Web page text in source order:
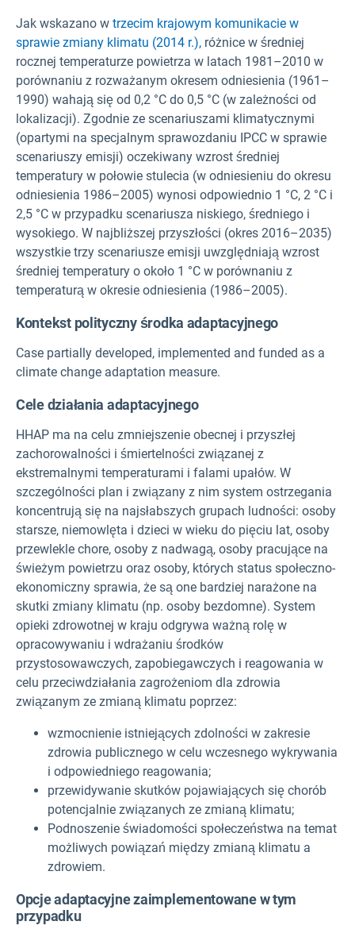
Jak wskazano w trzecim krajowym komunikacie w
sprawie zmiany klimatu (2014 r.), różnice w średniej
rocznej temperaturze powietrza w latach 1981–2010 w
porównaniu z rozważanym okresem odniesienia (1961–
1990) wahają się od 0,2 °C do 0,5 °C (w zależności od
lokalizacji). Zgodnie ze scenariuszami klimatycznymi
(opartymi na specjalnym sprawozdaniu IPCC w sprawie
scenariuszy emisji) oczekiwany wzrost średniej
temperatury w połowie stulecia (w odniesieniu do okresu
odniesienia 1986–2005) wynosi odpowiednio 1 °C, 2 °C i
2,5 °C w przypadku scenariusza niskiego, średniego i
wysokiego. W najbliższej przyszłości (okres 2016–2035)
wszystkie trzy scenariusze emisji uwzględniają wzrost
średniej temperatury o około 1 °C w porównaniu z
temperaturą w okresie odniesienia (1986–2005).
Kontekst polityczny środka adaptacyjnego
Case partially developed, implemented and funded as a
climate change adaptation measure.
Cele działania adaptacyjnego
HHAP ma na celu zmniejszenie obecnej i przyszłej
zachorowalności i śmiertelności związanej z
ekstremalnymi temperaturami i falami upałów. W
szczególności plan i związany z nim system ostrzegania
koncentrują się na najsłabszych grupach ludności: osoby
starsze, niemowlęta i dzieci w wieku do pięciu lat, osoby
przewlekle chore, osoby z nadwagą, osoby pracujące na
świeżym powietrzu oraz osoby, których status społeczno-
ekonomiczny sprawia, że są one bardziej narażone na
skutki zmiany klimatu (np. osoby bezdomne). System
opieki zdrowotnej w kraju odgrywa ważną rolę w
opracowywaniu i wdrażaniu środków
przystosowawczych, zapobiegawczych i reagowania w
celu przeciwdziałania zagrożeniom dla zdrowia
związanym ze zmianą klimatu poprzez:
wzmocnienie istniejących zdolności w zakresie
zdrowia publicznego w celu wczesnego wykrywania
i odpowiedniego reagowania;
przewidywanie skutków pojawiających się chorób
potencjalnie związanych ze zmianą klimatu;
Podnoszenie świadomości społeczeństwa na temat
możliwych powiązań między zmianą klimatu a
zdrowiem.
Opcje adaptacyjne zaimplementowane w tym
przypadku